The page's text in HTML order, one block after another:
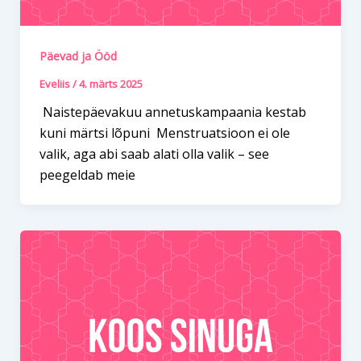
Päevad ja Ööd
Eveliis/4. märts 2025
Naistepäevakuu annetuskampaania kestab
kuni märtsi lõpuni Menstruatsioon ei ole
valik, aga abi saab alati olla valik – see
peegeldab meie